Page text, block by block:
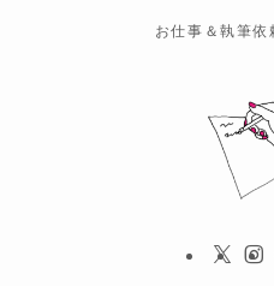
お仕事＆執筆依